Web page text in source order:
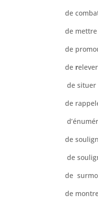
de
de
de
de r
de
de
de
de
de
de